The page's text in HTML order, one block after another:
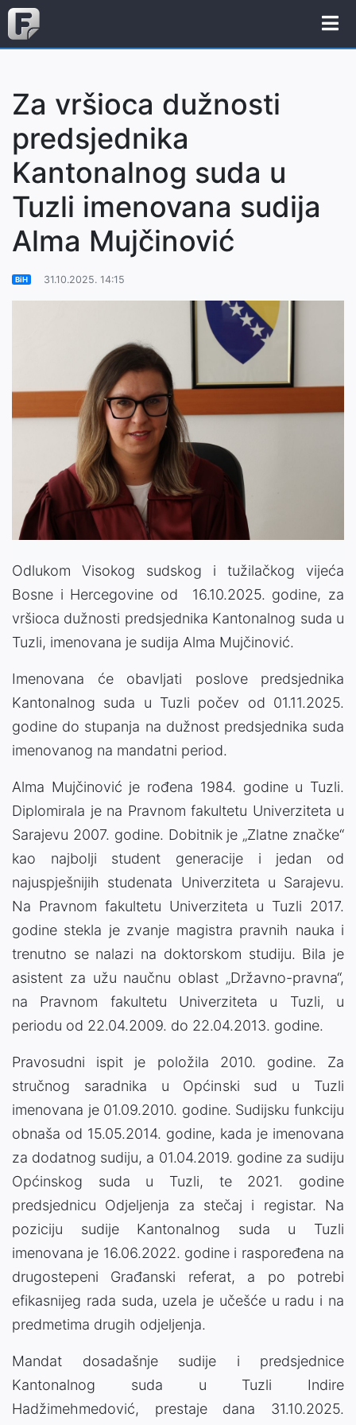
Za vršioca dužnosti
predsjednika
Kantonalnog suda u
Tuzli imenovana sudija
Alma Mujčinović
BiH 31.10.2025. 14:15
Odlukom Visokog sudskog i tužilačkog vijeća
Bosne i Hercegovine od 16.10.2025. godine, za
vršioca dužnosti predsjednika Kantonalnog suda u
Tuzli, imenovana je sudija Alma Mujčinović.
Imenovana će obavljati poslove predsjednika
Kantonalnog suda u Tuzli počev od 01.11.2025.
godine do stupanja na dužnost predsjednika suda
imenovanog na mandatni period.
Alma Mujčinović je rođena 1984. godine u Tuzli.
Diplomirala je na Pravnom fakultetu Univerziteta u
Sarajevu 2007. godine. Dobitnik je „Zlatne značke“
kao najbolji student generacije i jedan od
najuspješnijih studenata Univerziteta u Sarajevu.
Na Pravnom fakultetu Univerziteta u Tuzli 2017.
godine stekla je zvanje magistra pravnih nauka i
trenutno se nalazi na doktorskom studiju. Bila je
asistent za užu naučnu oblast „Državno-pravna“,
na Pravnom fakultetu Univerziteta u Tuzli, u
periodu od 22.04.2009. do 22.04.2013. godine.
Pravosudni ispit je položila 2010. godine. Za
stručnog saradnika u Općinski sud u Tuzli
imenovana je 01.09.2010. godine. Sudijsku funkciju
obnaša od 15.05.2014. godine, kada je imenovana
za dodatnog sudiju, a 01.04.2019. godine za sudiju
Općinskog suda u Tuzli, te 2021. godine
predsjednicu Odjeljenja za stečaj i registar. Na
poziciju sudije Kantonalnog suda u Tuzli
imenovana je 16.06.2022. godine i raspoređena na
drugostepeni Građanski referat, a po potrebi
efikasnijeg rada suda, uzela je učešće u radu i na
predmetima drugih odjeljenja.
Mandat dosadašnje sudije i predsjednice
Kantonalnog suda u Tuzli Indire
Hadžimehmedović, prestaje dana 31.10.2025.